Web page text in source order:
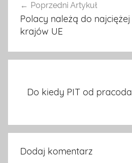
wpisu
Poprzedni Artykuł
Polacy należą do
krajów UE
Do kiedy PIT od
Dodaj komentarz